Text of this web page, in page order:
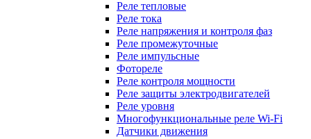
Реле тепловые
Реле тока
Реле напряжения и контроля фаз
Реле промежуточные
Реле импульсные
Фотореле
Реле контроля мощности
Реле защиты электродвигателей
Реле уровня
Многофункциональные реле Wi-Fi
Датчики движения